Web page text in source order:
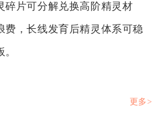
碎片可分解兑换高阶精灵材
费，长线发育后精灵体系可稳
更多>